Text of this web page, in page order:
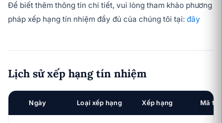
Để biết thêm thông tin chi tiết, vui lòng tham khảo phương
pháp xếp hạng tín nhiệm đầy đủ của chúng tôi tại: đây
Lịch sử xếp hạng tín nhiệm
Ngày Loại xếp hạng Xếp hạng Mã